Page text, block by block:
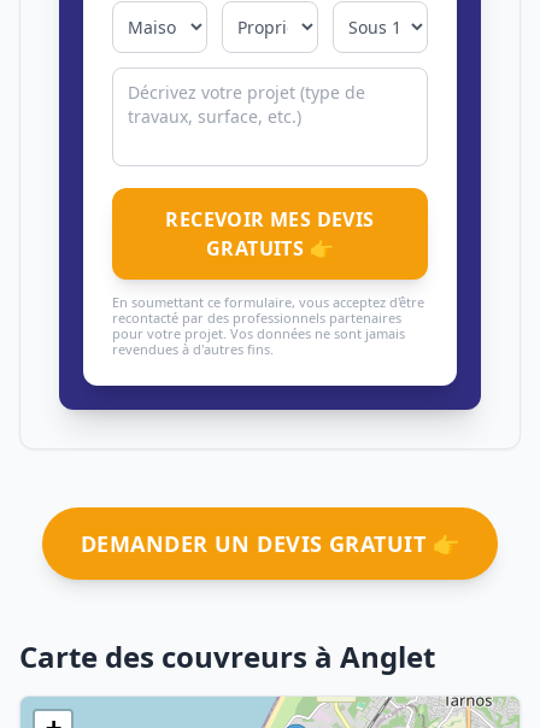
RECEVOIR MES DEVIS
GRATUITS 👉
En soumettant ce formulaire, vous acceptez d'être
recontacté par des professionnels partenaires
pour votre projet. Vos données ne sont jamais
revendues à d'autres fins.
DEMANDER UN DEVIS GRATUIT 👉
Carte des couvreurs à Anglet